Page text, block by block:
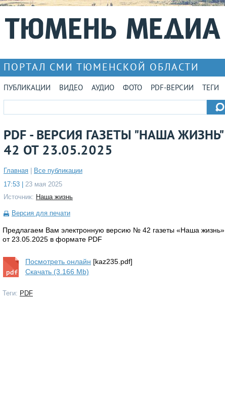
ПОРТАЛ СМИ ТЮМЕНСКОЙ ОБЛАСТИ
ПУБЛИКАЦИИ ВИДЕО АУДИО ФОТО PDF-ВЕРСИИ ТЕГИ
PDF - ВЕРСИЯ ГАЗЕТЫ "НАША
42 ОТ 23.05.2025
Главная
Все публикации
17:53 |
23 мая 2025
Источник: Наша жизнь
Версия для печати
Предлагаем Вам электронную версию № 42 газеты «Наша жизнь»
от 23.05.2025 в формате PDF
Посмотреть онлайн [kaz235.pdf]
Скачать (3.166 Mb)
Теги: PDF